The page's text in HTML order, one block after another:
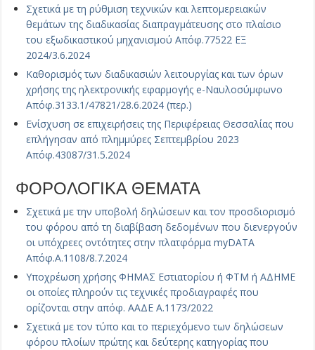
Σχετικά με τη ρύθμιση τεχνικών και λεπτομερειακών
θεμάτων της διαδικασίας διαπραγμάτευσης στο πλαίσιο
του εξωδικαστικού μηχανισμού Απόφ.77522 ΕΞ
2024/3.6.2024
Καθορισμός των διαδικασιών λειτουργίας και των όρων
χρήσης της ηλεκτρονικής εφαρμογής e-Ναυλοσύμφωνο
Απόφ.3133.1/47821/28.6.2024 (περ.)
Ενίσχυση σε επιχειρήσεις της Περιφέρειας Θεσσαλίας που
επλήγησαν από πλημμύρες Σεπτεμβρίου 2023
Απόφ.43087/31.5.2024
ΦΟΡΟΛΟΓΙΚΑ ΘΕΜΑΤΑ
Σχετικά με την υποβολή δηλώσεων και τον προσδιορισμό
του φόρου από τη διαβίβαση δεδομένων που διενεργούν
οι υπόχρεες οντότητες στην πλατφόρμα myDATA
Απόφ.Α.1108/8.7.2024
Υποχρέωση χρήσης ΦΗΜΑΣ Εστιατορίου ή ΦΤΜ ή ΑΔΗΜΕ
οι οποίες πληρούν τις τεχνικές προδιαγραφές που
ορίζονται στην απόφ. ΑΑΔΕ Α.1173/2022
Σχετικά με τον τύπο και το περιεχόμενο των δηλώσεων
φόρου πλοίων πρώτης και δεύτερης κατηγορίας που